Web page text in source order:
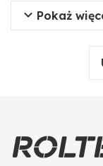
(pęknięcia
Wersja: S2W
Pokaż